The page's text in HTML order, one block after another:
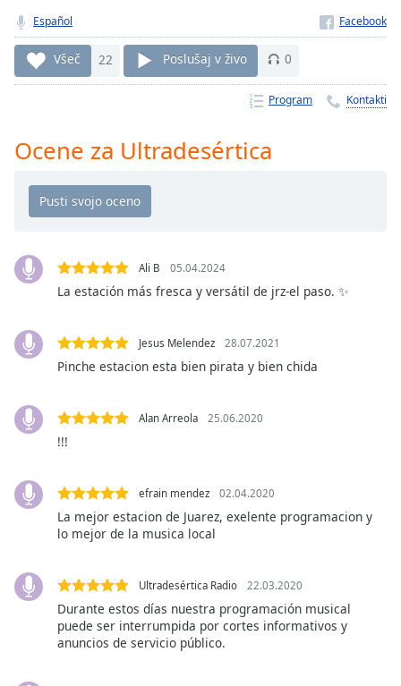
Chapters
Chapters
off,
Subtitles
settings,
opens
dialog
subtitles
selected
Picture-
in-
Español
Všeč 22 Poslušaj v živo 0
Program Kontakti
Ocene za Ultradesértica
Ali B 05.04.2024
La estación más fresca y versátil de jrz-el paso. ✨
Jesus Melendez 28.07.2021
Pinche estacion esta bien pirata y bien chida
Alan Arreola 25.06.2020
!!!
efrain mendez 02.04.2020
La mejor estacion de Juarez, exelente programacion y
lo mejor de la musica local
Ultradesértica Radio 22.03.2020
Durante estos días nuestra programación musical
puede ser interrumpida por cortes informativos y
anuncios de servicio público.